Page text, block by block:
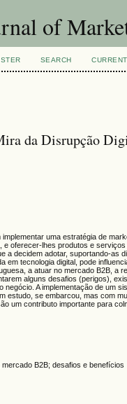
of
SEARCH CURRENT
da Disrupção
uma estratégia de
e oferecer-lhes produtos e
a decidem adotar, suportando-as
em tecnologia digital, pode
a atuar no mercado B2B, a
alguns desafios (perigos),
A implementação de um
estudo, se embarcou, mas com
um contributo importante para
B2B; desafios e benefícios